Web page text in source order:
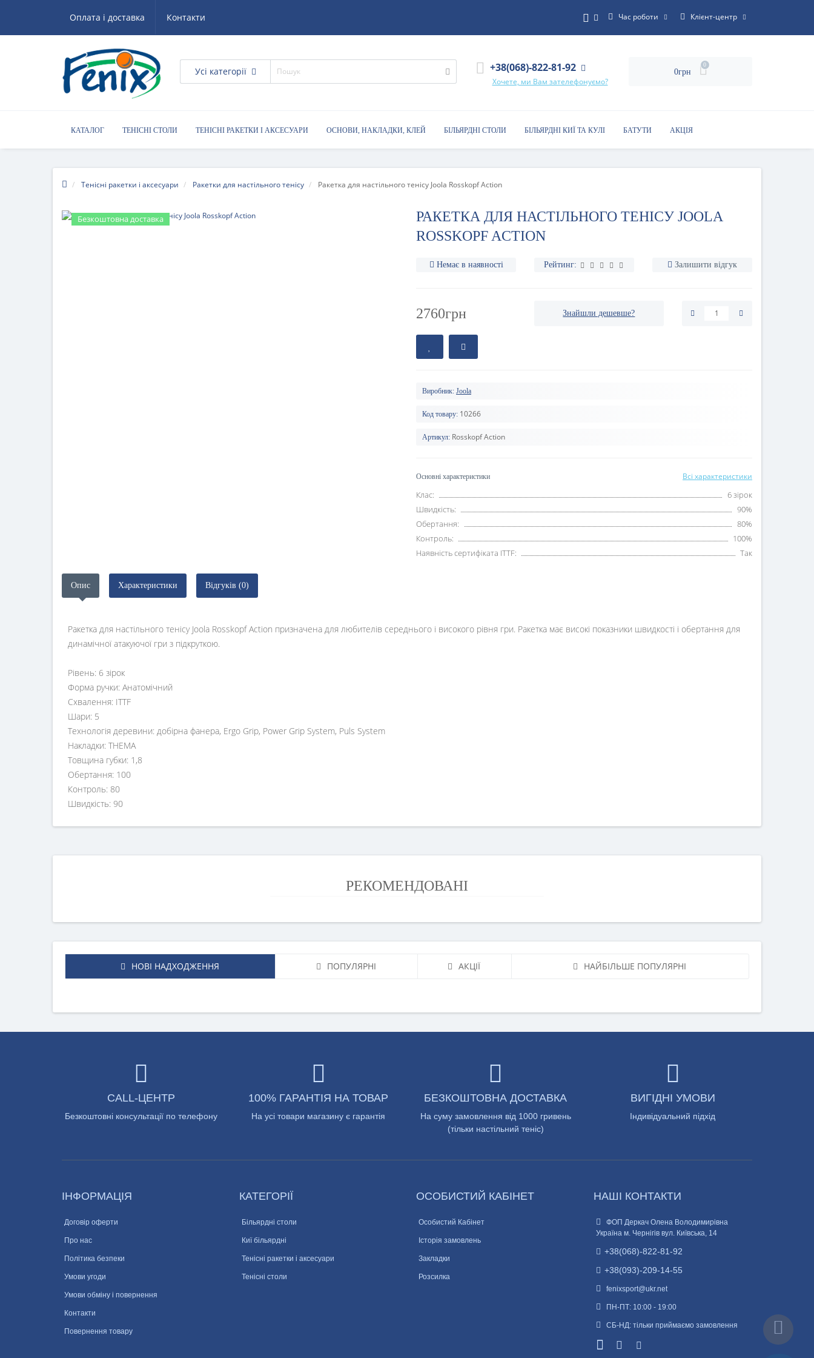
Оплата і доставка Контакти Час роботи Клієнт-центр
Усі категорії +38(068)-822-81-92
Хочете, ми Вам зателефонуємо?
0грн
0
КАТАЛОГ ТЕНІСНІ СТОЛИ ТЕНІСНІ РАКЕТКИ І АКСЕСУАРИ ОСНОВИ, НАКЛАДКИ, КЛЕЙ БІЛЬЯРДНІ СТОЛИ БІЛЬЯРДНІ КИЇ ТА КУЛІ БАТУТИ АКЦІЯ
КОРИСНІ ПОРАДИ
Тенісні ракетки і аксесуари Ракетки для настільного тенісу Ракетка для настільного тенісу Joola Rosskopf Action
Безкоштовна доставка
РАКЕТКА ДЛЯ НАСТІЛЬНОГО ТЕНІСУ JOOLA
ROSSKOPF ACTION
Немає в наявності Рейтинг: Залишити відгук
2760грн Знайшли дешевше?
Виробник: Joola
Код товару: 10266
Артикул: Rosskopf Action
Основні характеристики Всі характеристики
Клас:
6 зірок
Швидкість:
90%
Обертання:
80%
Контроль:
100%
Наявність сертифіката ITTF:
Так
Опис Характеристики Відгуків (0)
Ракетка для настільного тенісу Joola Rosskopf Action призначена для любителів середнього і високого рівня гри. Ракетка має високі показники швидкості і обертання для
динамічної атакуючої гри з підкруткою.
Рівень: 6 зірок
Форма ручки: Анатомічний
Схвалення: ITTF
Шари: 5
Технологія деревини: добірна фанера, Ergo Grip, Power Grip System, Puls System
Накладки: THEMA
Товщина губки: 1,8
Обертання: 100
Контроль: 80
Швидкість: 90
РЕКОМЕНДОВАНІ
НОВІ НАДХОДЖЕННЯ ПОПУЛЯРНІ АКЦІЇ НАЙБІЛЬШЕ ПОПУЛЯРНІ
CALL-ЦЕНТР
Безкоштовні консультації по телефону
100% ГАРАНТІЯ НА ТОВАР
На усі товари магазину є гарантія
БЕЗКОШТОВНА ДОСТАВКА
На суму замовлення від 1000 гривень
(тільки настільний теніс)
ВИГІДНІ УМОВИ
Індивідуальний підхід
ІНФОРМАЦІЯ
Договір оферти
Про нас
Політика безпеки
Умови угоди
Умови обміну і повернення
Контакти
Повернення товару
КАТЕГОРІЇ
Більярдні столи
Киї більярдні
Тенісні ракетки і аксесуари
Тенісні столи
ОСОБИСТИЙ КАБІНЕТ
Особистий Кабінет
Історія замовлень
Закладки
Розсилка
НАШІ КОНТАКТИ
ФОП Деркач Олена Володимирівна
Україна м. Чернігів вул. Київська, 14
+38(068)-822-81-92
+38(093)-209-14-55
fenixsport@ukr.net
ПН-ПТ: 10:00 - 19:00
СБ-НД: тільки приймаємо замовлення